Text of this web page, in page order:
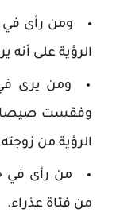
ومن رأى في
الرؤية على أنه
ومن يرى
وفقست
الرؤية من
من رأى في
من فتاة عذراء.